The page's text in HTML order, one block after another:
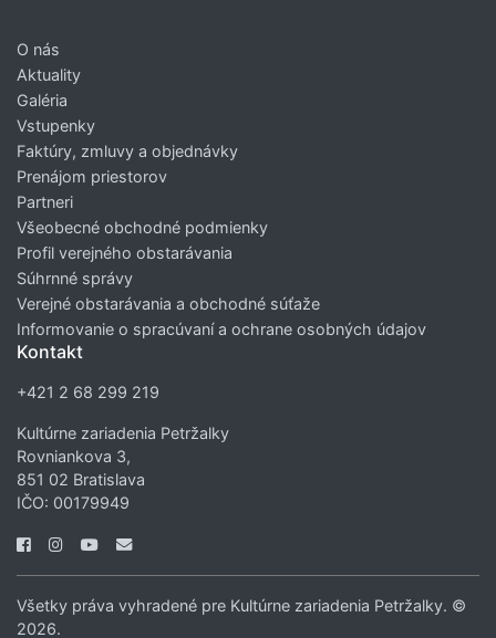
O nás
Aktuality
Galéria
Vstupenky
Faktúry, zmluvy a objednávky
Prenájom priestorov
Partneri
Všeobecné obchodné podmienky
Profil verejného obstarávania
Súhrnné správy
Verejné obstarávania a obchodné súťaže
Informovanie o spracúvaní a ochrane osobných údajov
Kontakt
+421 2 68 299 219
Kultúrne zariadenia Petržalky
Rovniankova 3,
851 02 Bratislava
IČO: 00179949
Všetky práva vyhradené pre Kultúrne zariadenia Petržalky. ©
2026.